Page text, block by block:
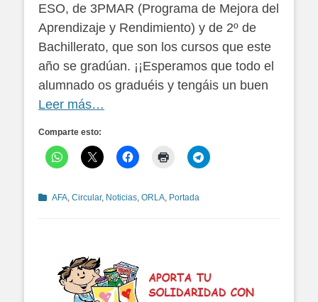
ESO, de 3PMAR (Programa de Mejora del
Aprendizaje y Rendimiento) y de 2º de
Bachillerato, que son los cursos que este
año se gradúan. ¡¡Esperamos que todo el
alumnado os graduéis y tengáis un buen
Leer más…
Comparte esto:
Categorías
AFA, Circular, Noticias, ORLA, Portada